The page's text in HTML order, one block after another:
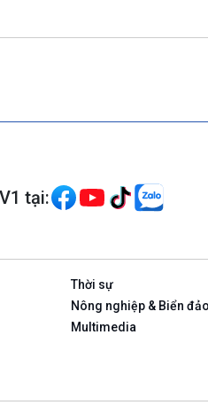
tại:
Thời sự
Nông nghiệp & Biển đảo
Multimedia